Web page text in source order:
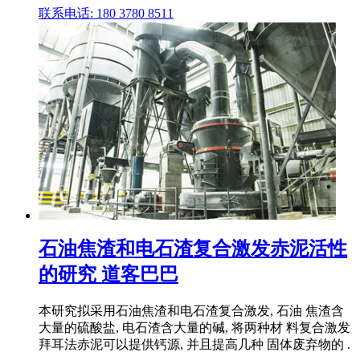
联系电话: 180 3780 8511
石油焦渣和电石渣复合激发赤泥活性
的研究 道客巴巴
本研究拟采用石油焦渣和电石渣复合激发, 石油 焦渣含
大量的硫酸盐, 电石渣含大量的碱, 将两种材 料复合激发
拜耳法赤泥可以提供钙源, 并且提高几种 固体废弃物的 .